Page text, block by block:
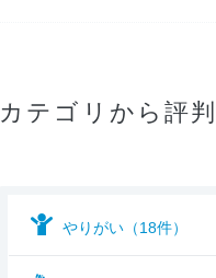
カテゴリから評
やりがい（18件）